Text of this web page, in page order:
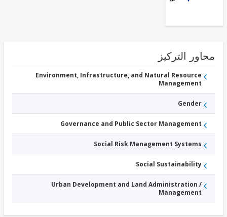
التركيز
Environment, Infrastructure, and Natural Resource
Management
Gender
Governance and Public Sector Management
Social Risk Management Systems
Social Sustainability
Urban Development and Land Administration /
Management